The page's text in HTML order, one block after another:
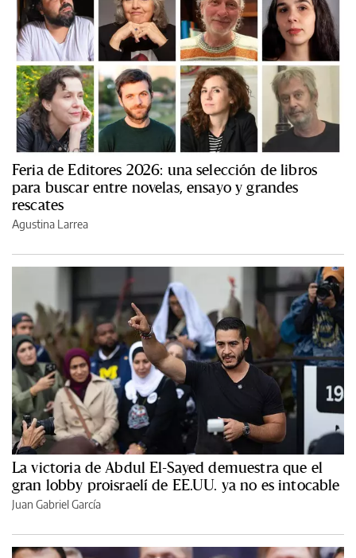
Feria de Editores 2026: una selección de libros
para buscar entre novelas, ensayo y grandes
rescates
Agustina Larrea
La victoria de Abdul El-Sayed demuestra que el
gran lobby proisraelí de EE.UU. ya no es intocable
Juan Gabriel García